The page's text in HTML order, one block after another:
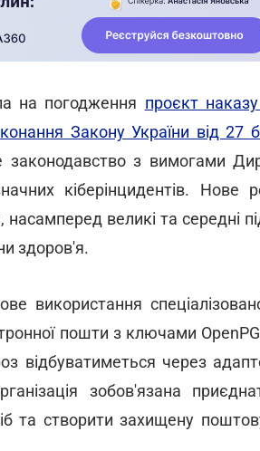
на погодження проєкт
Закону України від
законодавство з вимогами
кіберінцидентів. Нове
великі та середні
здоров'я.
використання
пошти з ключами
відбуватиметься через
зобов'язана
та створити захищену